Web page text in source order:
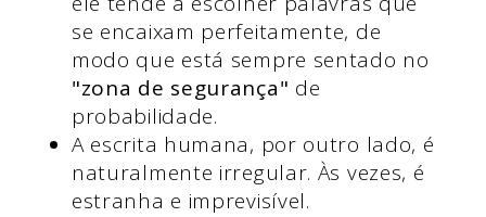
se encaixam perfeitamente, de
modo que está sempre sentado no
"zona de segurança" de
probabilidade.
A escrita humana, por outro lado, é
naturalmente irregular. Às vezes, é
estranha e imprevisível.